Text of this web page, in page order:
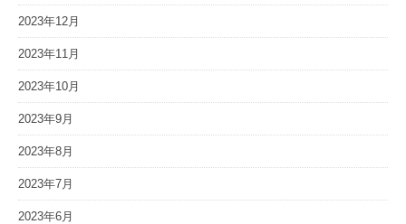
2023年12月
2023年11月
2023年10月
2023年9月
2023年8月
2023年7月
2023年6月